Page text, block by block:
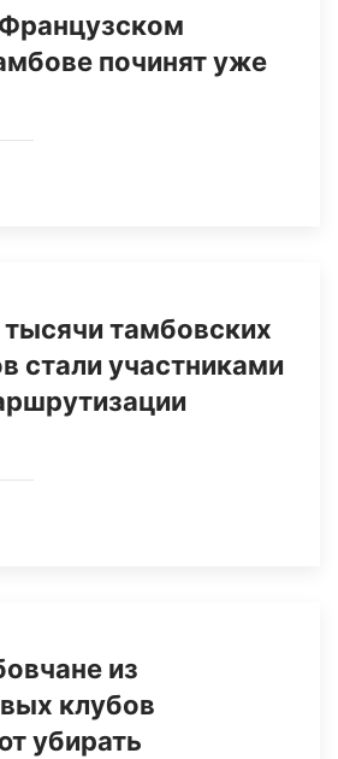
починят уже
тамбовских
стали участниками
из
клубов
убирать